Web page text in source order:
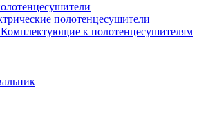
полотенцесушители
Комплектующие к полотенцесушителям